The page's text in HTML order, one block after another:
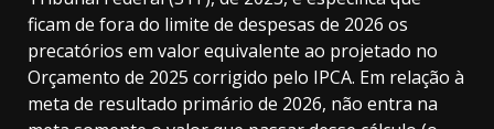
ficam de fora do limite de despesas de 2026 os
precatórios em valor equivalente ao projetado no
Orçamento de 2025 corrigido pelo IPCA. Em relação à
meta de resultado primário de 2026, não entra na